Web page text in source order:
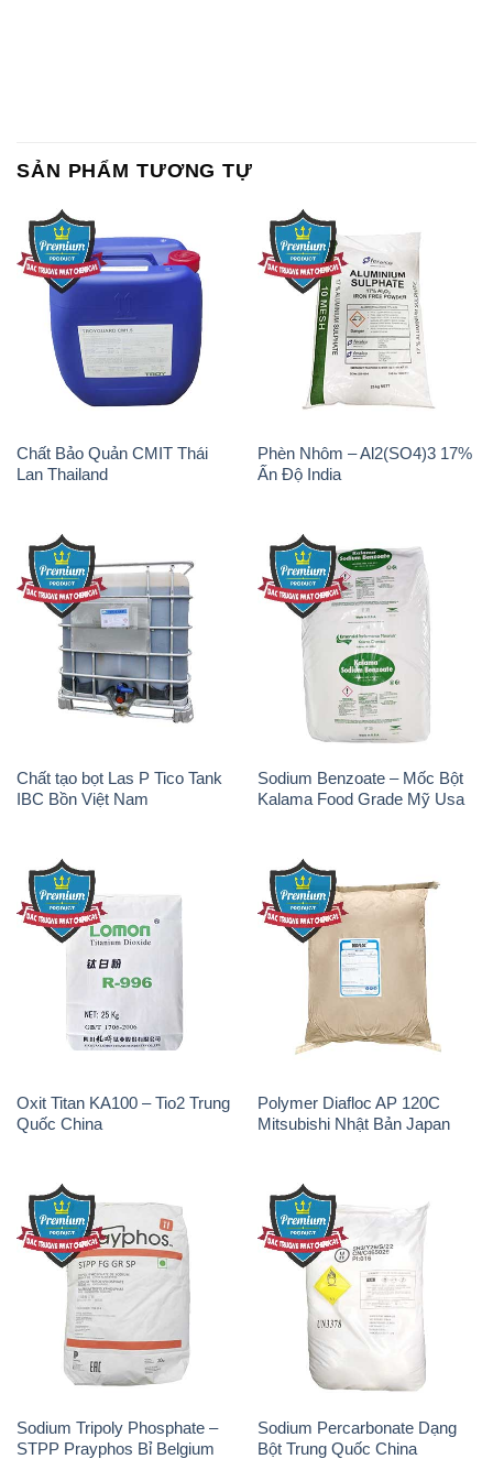
SẢN PHẨM TƯƠNG TỰ
Chất Bảo Quản CMIT Thái
Lan Thailand
Phèn Nhôm – Al2(SO4)3 17%
Ấn Độ India
Chất tạo bọt Las P Tico Tank
IBC Bồn Việt Nam
Sodium Benzoate – Mốc Bột
Kalama Food Grade Mỹ Usa
Oxit Titan KA100 – Tio2 Trung
Quốc China
Polymer Diafloc AP 120C
Mitsubishi Nhật Bản Japan
Sodium Tripoly Phosphate –
STPP Prayphos Bỉ Belgium
Sodium Percarbonate Dạng
Bột Trung Quốc China